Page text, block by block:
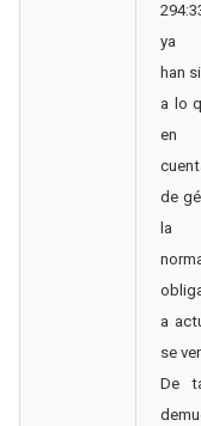
ya
han
a lo
en
de
la
a
se
De